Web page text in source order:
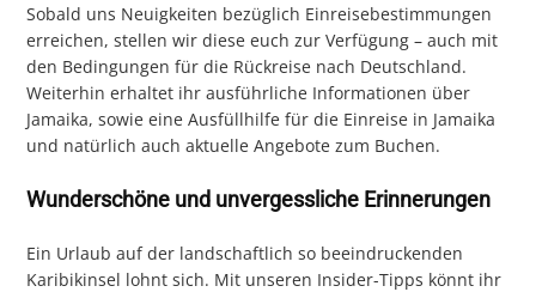
Sobald uns Neuigkeiten bezüglich Einreisebestimmungen
erreichen, stellen wir diese euch zur Verfügung – auch mit
den Bedingungen für die Rückreise nach Deutschland.
Weiterhin erhaltet ihr ausführliche Informationen über
Jamaika, sowie eine Ausfüllhilfe für die Einreise in Jamaika
und natürlich auch aktuelle Angebote zum Buchen.
Wunderschöne und unvergessliche Erinnerungen
Ein Urlaub auf der landschaftlich so beeindruckenden
Karibikinsel lohnt sich. Mit unseren Insider-Tipps könnt ihr